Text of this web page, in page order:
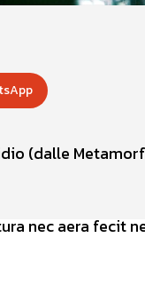
(dalle
nec aera fecit